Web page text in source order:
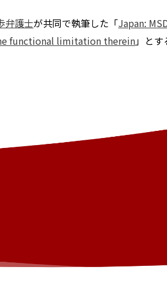
弁護士が共同で執筆した「Japan:
functional limitation therein」とす